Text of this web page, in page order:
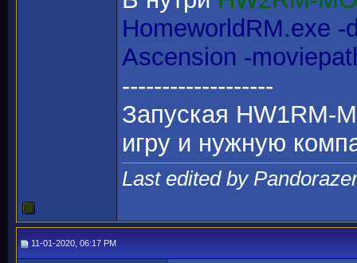
HomeworldRM.exe
Ascension -
-------------------
Запуская HW1RM-
игру и нужную
Last edited by
11-01-2020, 06:17 PM